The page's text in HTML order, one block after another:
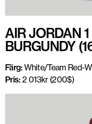
AIR JORDAN
BURGUNDY
Färg:White/Team Red-
Pris: 2 013kr (200$)